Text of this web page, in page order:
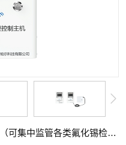
将军系列多功能消防报警控制主机（可集中监管各类氟化锡检测仪）